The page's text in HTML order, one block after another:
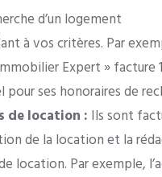
d’un logement
à vos critères. Par
Expert » facture
pour ses honoraires de
de location : Ils sont
de la location et la
location. Par exemple,